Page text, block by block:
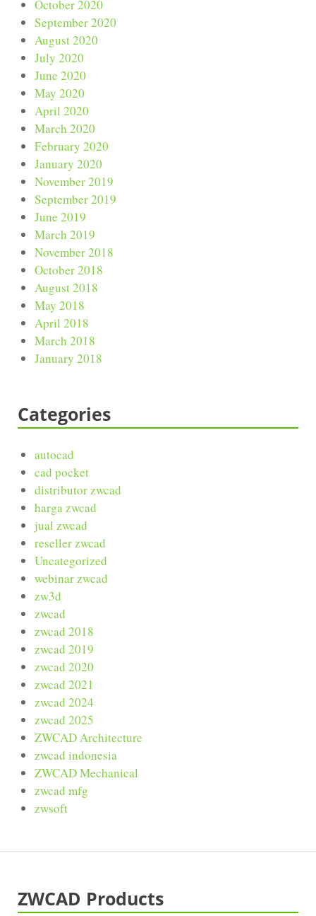
October 2020
September 2020
August 2020
July 2020
June 2020
May 2020
April 2020
March 2020
February 2020
January 2020
November 2019
September 2019
June 2019
March 2019
November 2018
October 2018
August 2018
May 2018
April 2018
March 2018
January 2018
Categories
autocad
cad pocket
distributor zwcad
harga zwcad
jual zwcad
reseller zwcad
Uncategorized
webinar zwcad
zw3d
zwcad
zwcad 2018
zwcad 2019
zwcad 2020
zwcad 2021
zwcad 2024
zwcad 2025
ZWCAD Architecture
zwcad indonesia
ZWCAD Mechanical
zwcad mfg
zwsoft
ZWCAD Products